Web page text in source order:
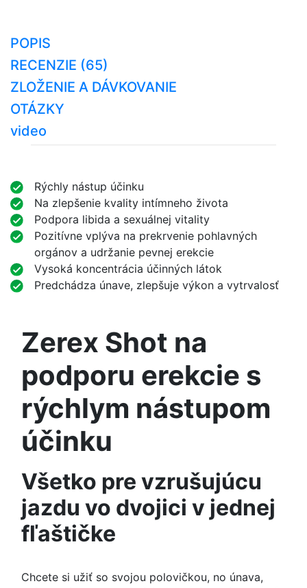
POPIS
RECENZIE (65)
ZLOŽENIE A DÁVKOVANIE
OTÁZKY
video
Rýchly nástup účinku
Na zlepšenie kvality intímneho života
Podpora libida a sexuálnej vitality
Pozitívne vplýva na prekrvenie pohlavných
orgánov a udržanie pevnej erekcie
Vysoká koncentrácia účinných látok
Predchádza únave, zlepšuje výkon a vytrvalosť
Zerex Shot na
podporu erekcie s
rýchlym nástupom
účinku
Všetko pre vzrušujúcu
jazdu vo dvojici v jednej
fľaštičke
Chcete si užiť so svojou polovičkou, no únava,